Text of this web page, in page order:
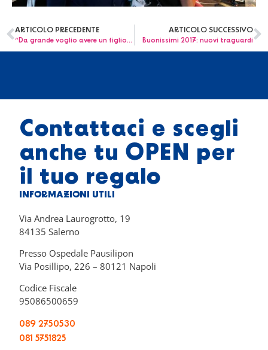
ARTICOLO PRECEDENTE
“Da grande voglio avere un figlio. La fertilità nel passaporto del guarito”
ARTICOLO SUCCESSIVO
Buonissimi 2017: nuovi traguardi
Contattaci e scegli
anche tu OPEN per
il tuo regalo
INFORMAZIONI UTILI
Via Andrea Laurogrotto, 19
84135 Salerno
Presso Ospedale Pausilipon
Via Posillipo, 226 – 80121 Napoli
Codice Fiscale
95086500659
089 2750530
081 5751825